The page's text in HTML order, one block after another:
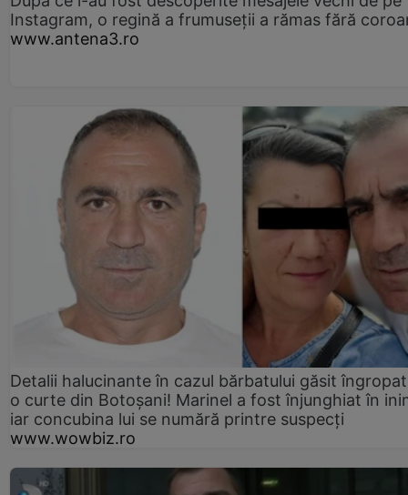
Instagram, o regină a frumuseții a rămas fără
www.antena3.ro
Detalii halucinante în cazul bărbatului găsit
o curte din Botoșani! Marinel a fost înjunghiat în
iar concubina lui se numără printre suspecți
www.wowbiz.ro